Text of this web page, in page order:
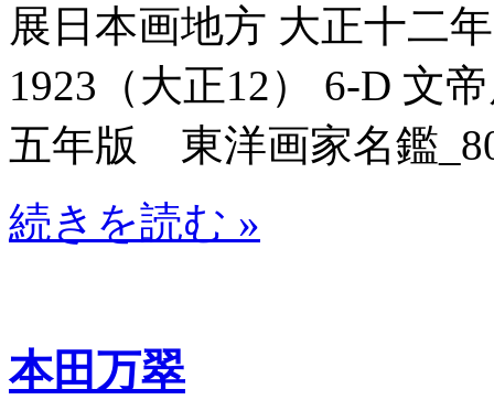
展日本画地方 大正十二
1923（大正12） 6-D 文
五年版 東洋画家名鑑
続きを読む »
本田万翠